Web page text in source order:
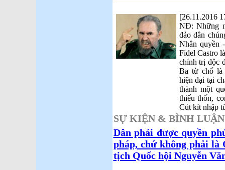
[26.11.2016
NĐ: Những
đảo dân
Nhân quyền
Fidel Castro
chính trị độc
Ba từ chổ là
hiện đại tại
thành một
thiếu thốn,
Cút kít nhập
SỰ KIỆN & BÌNH
Dân phải được quyền
pháp, chứ không phải là
tịch Quốc hội Nguyễn